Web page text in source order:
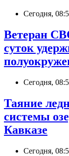
Сегодня,
Ветеран
суток
Сегодня,
Таяние
системы
Кавказе
Сегодня,